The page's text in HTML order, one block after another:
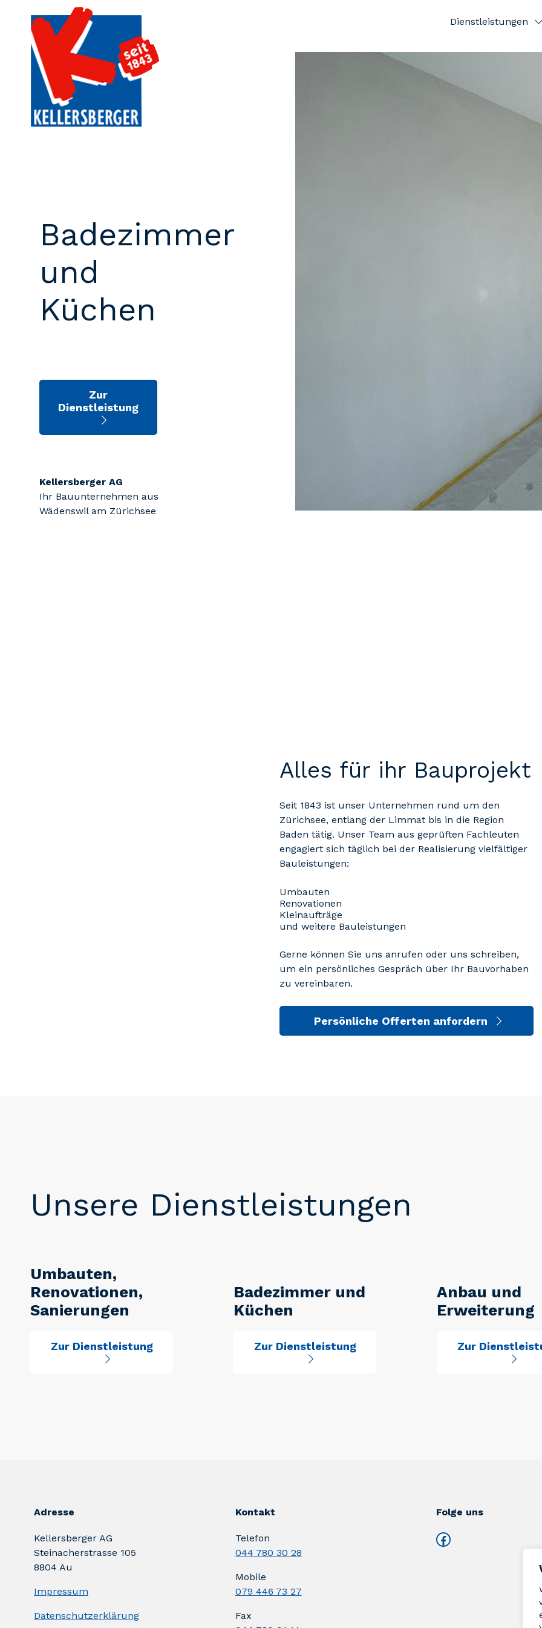
Dienstleistungen
Badezimmer
und
Küchen
Zur
Dienstleistung
Kellersberger AG
Ihr Bauunternehmen aus
Wädenswil am Zürichsee
Alles für ihr Bauprojekt
Seit 1843 ist unser Unternehmen rund um den
Zürichsee, entlang der Limmat bis in die Region
Baden tätig. Unser Team aus geprüften Fachleuten
engagiert sich täglich bei der Realisierung vielfältiger
Bauleistungen:
Umbauten
Renovationen
Kleinaufträge
und weitere Bauleistungen
Gerne können Sie uns anrufen oder uns schreiben,
um ein persönliches Gespräch über Ihr Bauvorhaben
zu vereinbaren.
Persönliche Offerten anfordern
Unsere Dienstleistungen
Umbauten,
Renovationen,
Sanierungen
Zur Dienstleistung
Badezimmer und
Küchen
Zur Dienstleistung
Anbau und
Erweiterung
Zur
Adresse
Kellersberger AG
Steinacherstrasse 105
8804 Au
Impressum
Datenschutzerklärung
Kontakt
Telefon
044 780 30 28
Mobile
079 446 73 27
Fax
Folge uns
Facebook